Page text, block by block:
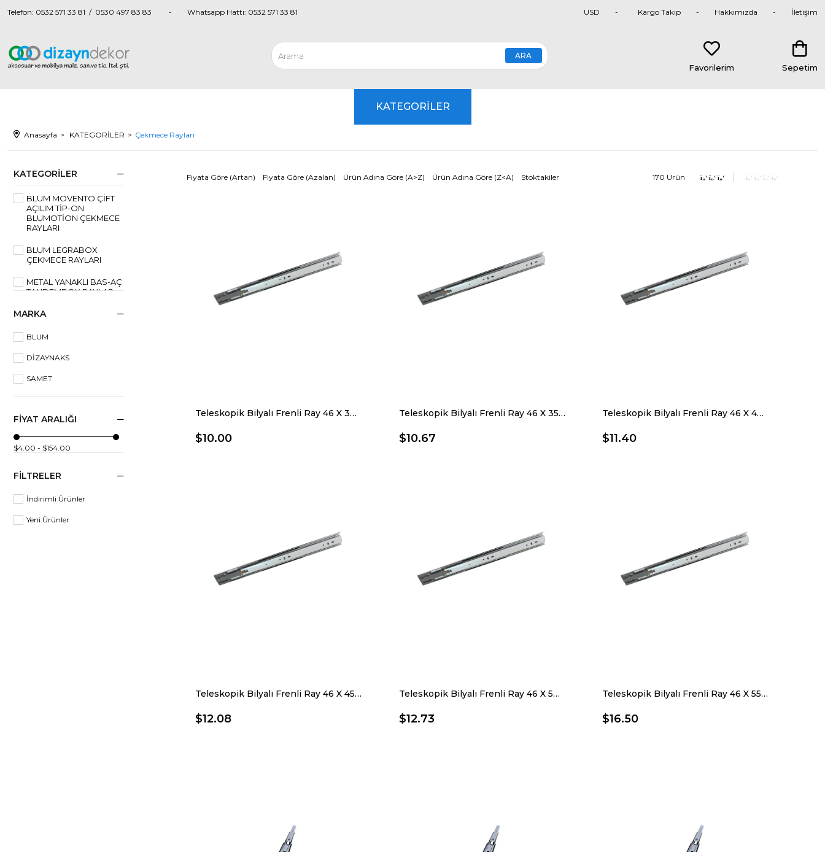
Telefon: 0532 571 33 81 / 0530 497 83 83 Whatsapp Hattı: 0532 571 33 81 Kargo Takip Hakkımızda İletişim
USD
Sepetim
Favorilerim
KATEGORİLER
Anasayfa KATEGORİLER Çekmece Rayları
KATEGORILER
BLUM MOVENTO ÇIFT
AÇILIM TIP-ON
BLUMOTION ÇEKMECE
RAYLARI
BLUM LEGRABOX
ÇEKMECE RAYLARI
METAL YANAKLI BAS-AÇ
TANDEMBOX RAYLAR
METAL YANAKLI RAYLAR
TANDEM RAYLAR
TEK AÇILIM GIZLI
RAYLAR
MARKA
BLUM
DİZAYNAKS
SAMET
FIYAT ARALIĞI
$4.00 - $154.00
FILTRELER
İndirimli Ürünler
Yeni Ürünler
Fiyata Göre (Artan) Fiyata Göre (Azalan) Ürün Adına Göre (A>Z) Ürün Adına Göre (Z<A) Stoktakiler 170 Ürün
Teleskopik Bilyalı Frenli Ray 46 X 300 Mm
$10.00
Teleskopik Bilyalı Frenli Ray 46 X 350 Mm
$10.67
Teleskopik Bilyalı Frenli Ray 46 X 400 Mm
$11.40
Teleskopik Bilyalı Frenli Ray 46 X 450 Mm
$12.08
Teleskopik Bilyalı Frenli Ray 46 X 500 Mm
$12.73
Teleskopik Bilyalı Frenli Ray 46 X 550 Mm
$16.50